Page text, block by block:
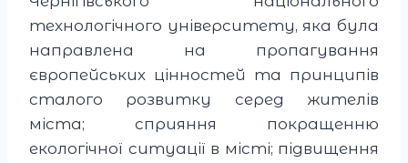
технологічного університету, яка була
направлена на пропагування
європейських цінностей та принципів
сталого розвитку серед жителів
міста; сприяння покращенню
екологічної ситуації в місті; підвищення